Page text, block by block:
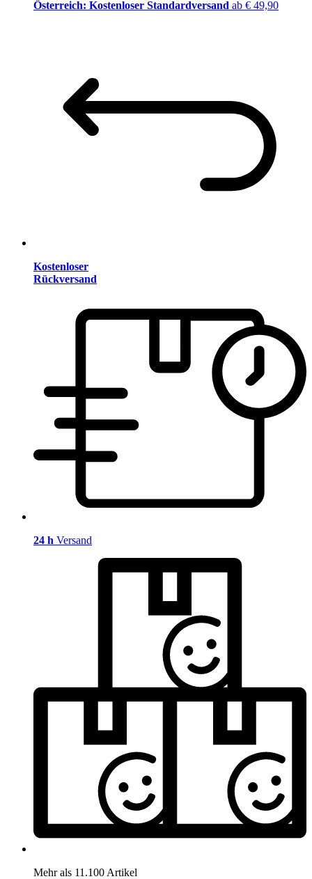
Österreich: Kostenloser Standardversand ab € 49,90
Kostenloser
Rückversand
24 h Versand
Mehr als 11.100 Artikel